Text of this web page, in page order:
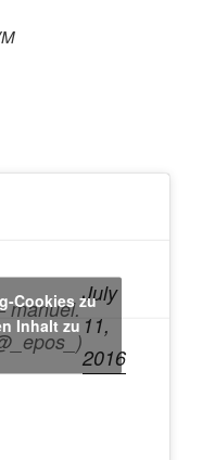
July
11,
2016
Cookies zu
Inhalt zu